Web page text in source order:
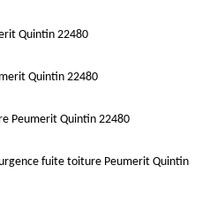
Quintin 22480
Quintin 22480
Peumerit Quintin 22480
fuite toiture Peumerit Quintin